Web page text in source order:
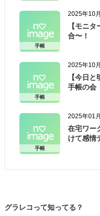
手帳
2025年10
【モニ
合〜！
手帳
2025年10
【今日
手帳の会
手帳
2025年01
在宅ワー
けて感情
グラレコって知ってる？